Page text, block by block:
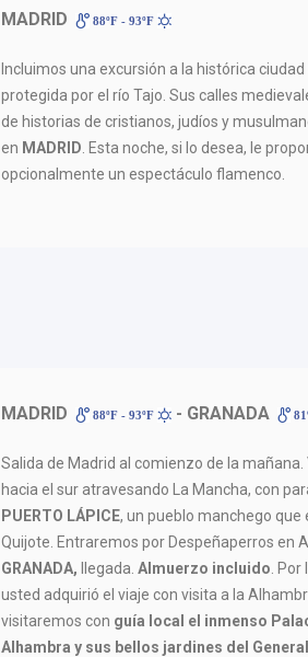
MADRID 88ºF - 93ºF
Incluimos una excursión a la histórica ciudad
protegida por el río Tajo. Sus calles
de historias de cristianos, judíos y
en MADRID . Esta noche, si lo desea, le
opcionalmente un espectáculo flamenco.
MADRID 88ºF - 93ºF - GRANADA
Salida de Madrid al comienzo de la mañana.
hacia el sur atravesando La Mancha, con
PUERTO LÁPICE, un pueblo manchego que
Quijote. Entraremos por Despeñaperros en
GRANADA, llegada.Almuerzo incluido .
usted adquirió el viaje con visita a la
visitaremos con guía local el inmenso
Alhambra y sus bellos jardines del